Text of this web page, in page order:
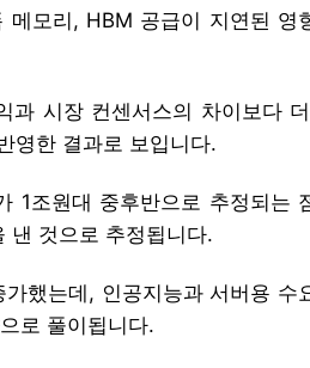
모리, HBM 공급이 지연된 영
과 시장 컨센서스의 차이보다
영한 결과로 보입니다.
1조원대 중후반으로 추정되는
낸 것으로 추정됩니다.
했는데, 인공지능과 서버용 수
로 풀이됩니다.